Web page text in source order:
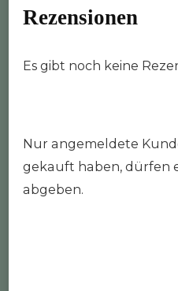
Rezensionen
Es gibt noch keine
Nur angemeldete
gekauft haben, dürfen
abgeben.